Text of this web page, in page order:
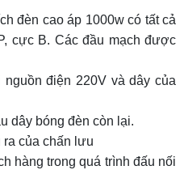
đèn cao áp 1000w có tất cả
cực B. Các đầu mạch được
điện 220V và dây của
dây bóng đèn còn lại.
của chấn lưu
hàng trong quá trình đấu nối